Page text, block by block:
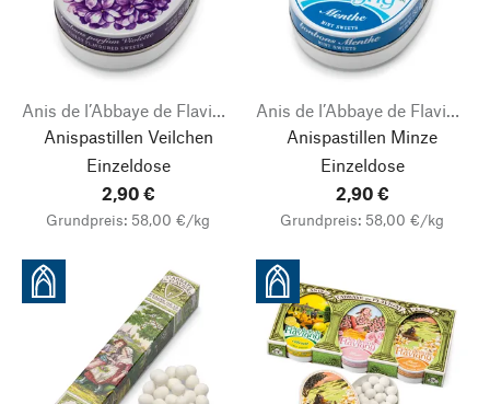
Anis de l’Abbaye de Flavigny
Anispastillen Veilchen
Einzeldose
2,90 €
Grundpreis: 58,00 €/kg
Anis de l’Abbaye de Flavigny
Anispastillen Minze
Einzeldose
2,90 €
Grundpreis: 58,00 €/kg